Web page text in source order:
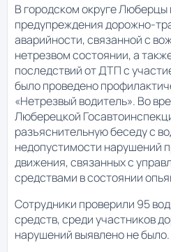
В городском округе Люберцы
предупреждения дорожно-
аварийности, связанной с
нетрезвом состоянии, а
последствий от ДТП с
было проведено
«Нетрезвый водитель». Во
Люберецкой
разъяснительную беседу с
недопустимости нарушений
движения, связанных с
средствами в состоянии
Сотрудники проверили 95
средств, среди участников
нарушений выявлено не было.